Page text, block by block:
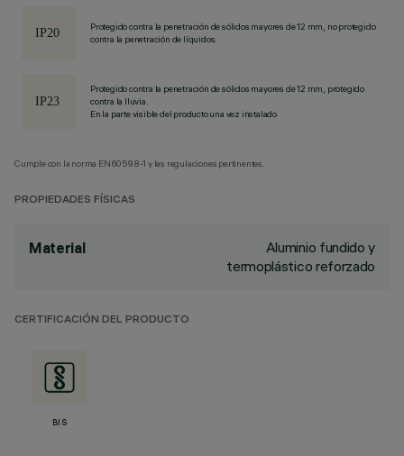
Protegido contra la penetración de sólidos mayores de 12 mm, no protegido
contra la penetración de líquidos.
Protegido contra la penetración de sólidos mayores de 12 mm, protegido
contra la lluvia.
En la parte visible del producto una vez instalado
Cumple con la norma EN60598-1 y las regulaciones pertinentes.
PROPIEDADES FÍSICAS
Material
Aluminio fundido y
termoplástico reforzado
CERTIFICACIÓN DEL PRODUCTO
BIS